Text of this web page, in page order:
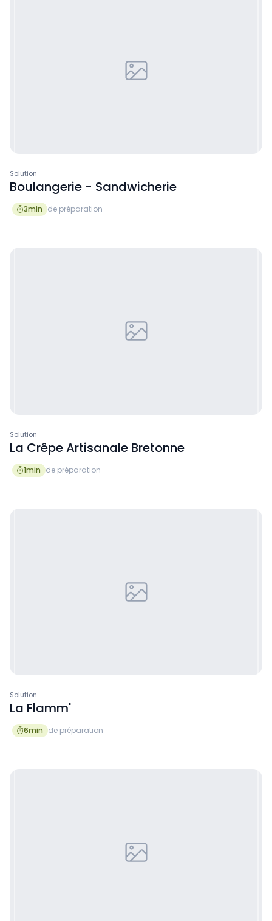
Solution
Boulangerie - Sandwicherie
3min de préparation
Solution
La Crêpe Artisanale Bretonne
1min de préparation
Solution
La Flamm'
6min de préparation